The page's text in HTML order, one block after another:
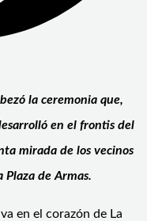
la ceremonia que,
en el frontis del
mirada de los vecinos
de Armas.
en el corazón de La